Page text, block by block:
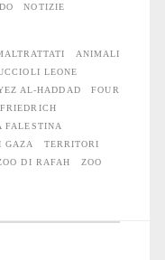
NOTIZIE
ANIMALI
LEONE
AL-HADDAD
FOUR
FRIEDRICH
FALESTINA
GAZA
TERRITORI
DI RAFAH
ZOO